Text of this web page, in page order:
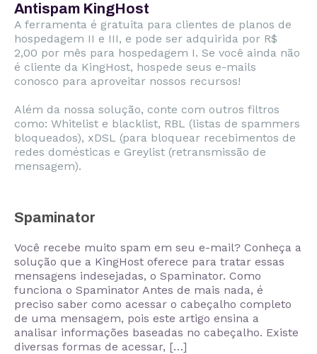
Antispam KingHost
A ferramenta é gratuita para clientes de planos de
hospedagem II e III, e pode ser adquirida por R$
2,00 por mês para hospedagem I. Se você ainda não
é cliente da KingHost, hospede seus e-mails
conosco para aproveitar nossos recursos!
Além da nossa solução, conte com outros filtros
como: Whitelist e blacklist, RBL (listas de spammers
bloqueados), xDSL (para bloquear recebimentos de
redes domésticas e Greylist (retransmissão de
mensagem).
Spaminator
Você recebe muito spam em seu e-mail? Conheça a
solução que a KingHost oferece para tratar essas
mensagens indesejadas, o Spaminator. Como
funciona o Spaminator Antes de mais nada, é
preciso saber como acessar o cabeçalho completo
de uma mensagem, pois este artigo ensina a
analisar informações baseadas no cabeçalho. Existe
diversas formas de acessar, […]